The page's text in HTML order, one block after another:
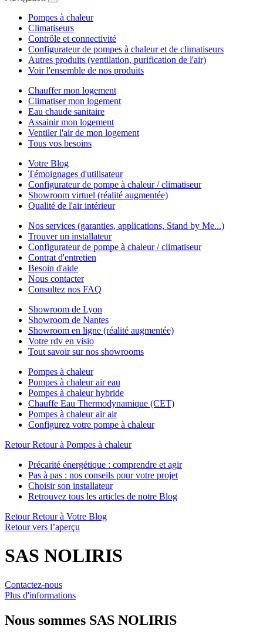
Pompes à chaleur
Climatiseurs
Contrôle et connectivité
Configurateur de pompes à chaleur et de climatiseurs
Autres produits (ventilation, purification de l'air)
Voir l'ensemble de nos produits
Chauffer mon logement
Climatiser mon logement
Eau chaude sanitaire
Assainir mon logement
Ventiler l'air de mon logement
Tous vos besoins
Votre Blog
Témoignages d'utilisateur
Configurateur de pompe à chaleur / climatiseur
Showroom virtuel (réalité augmentée)
Qualité de l'air intérieur
Nos services (garanties, applications, Stand by Me...)
Trouver un installateur
Configurateur de pompe à chaleur / climatiseur
Contrat d'entretien
Besoin d'aide
Nous contacter
Consultez nos FAQ
Showroom de Lyon
Showroom de Nantes
Showroom en ligne (réalité augmentée)
Votre rdv en visio
Tout savoir sur nos showrooms
Pompes à chaleur
Pompes à chaleur air eau
Pompes à chaleur hybride
Chauffe Eau Thermodynamique (CET)
Pompes à chaleur air air
Configurez votre pompe à chaleur
Retour Retour à Pompes à chaleur
Précarité énergétique : comprendre et agir
Pas à pas : nos conseils pour votre projet
Choisir son installateur
Retrouvez tous les articles de notre Blog
Retour Retour à Votre Blog
Retour vers l’aperçu
SAS NOLIRIS
Contactez-nous
Plus d'informations
Nous sommes SAS NOLIRIS